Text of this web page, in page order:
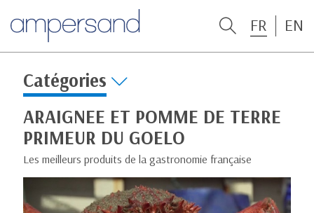
FR EN
Catégories
ARAIGNEE ET POMME DE TERRE
PRIMEUR DU GOELO
Les meilleurs produits de la gastronomie française